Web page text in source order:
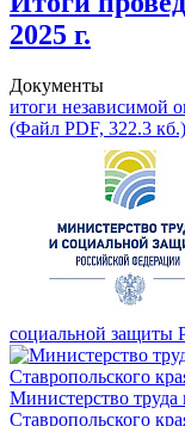
2025 г.
Документы
итоги независимой
(Файл PDF, 322.3 кб.)
социальной защиты
Министерство
Ставропольского